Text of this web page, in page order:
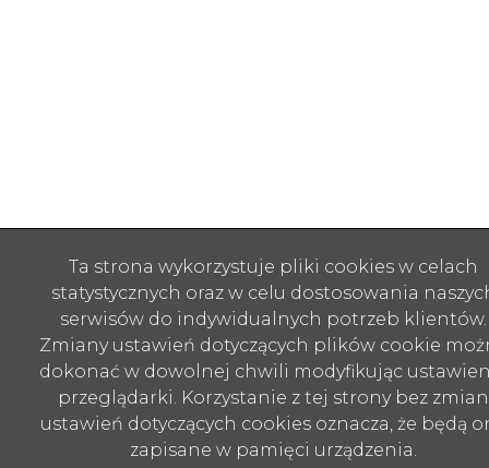
Ta strona wykorzystuje pliki cookies w celach
statystycznych oraz w celu dostosowania
serwisów do indywidualnych potrzeb klientów.
Zmiany ustawień dotyczących plików cookie
dokonać w dowolnej chwili modyfikując
przeglądarki. Korzystanie z tej strony bez zmian
ustawień dotyczących cookies oznacza, że będą
zapisane w pamięci urządzenia.